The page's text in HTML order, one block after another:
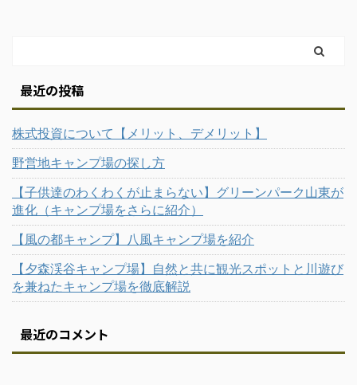
最近の投稿
株式投資について【メリット、デメリット】
野営地キャンプ場の探し方
【子供達のわくわくが止まらない】グリーンパーク山東が
進化（キャンプ場をさらに紹介）
【風の都キャンプ】八風キャンプ場を紹介
【夕森渓谷キャンプ場】自然と共に観光スポットと川遊び
を兼ねたキャンプ場を徹底解説
最近のコメント